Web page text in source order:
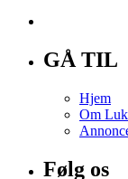
GÅ TIL
Hjem
Om
Følg os